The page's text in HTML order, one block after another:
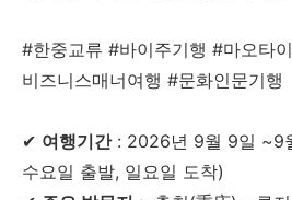
#한중교류 #바이주기행 #마오타
비즈니스매너여행 #문화인문기행
✔ 여행기간: 2026년 9월 9일 ~9
수요일 출발, 일요일 도착)